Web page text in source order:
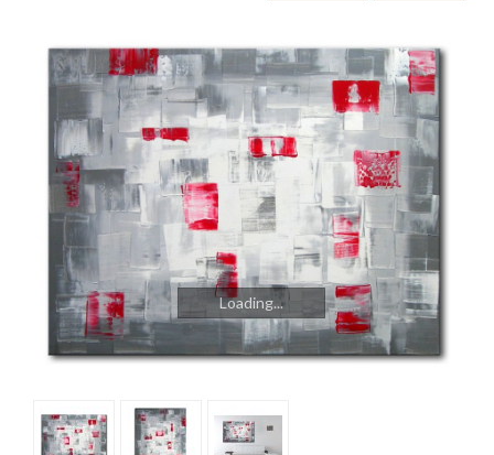
Cosmo
Cromo
Emozioni
Finestre
Fusione
Graffiti
Loading...